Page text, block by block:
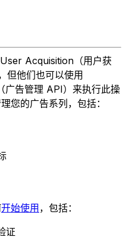
Acquisition（用户获
但他们也可以使用
（广告管理 API）来执行此操
您的广告系列，包括：
开始使用 ，包括：
证